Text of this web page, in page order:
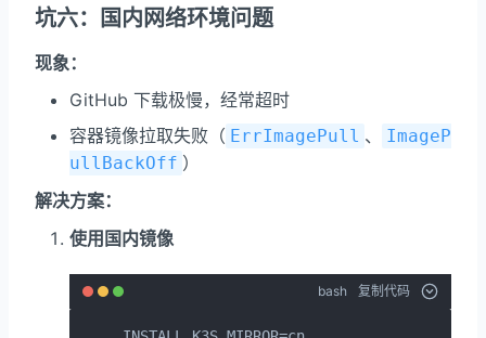
坑六：国内网络环境问题
现象：
GitHub 下载极慢，经常超时
容器镜像拉取失败（ ErrImagePull 、
ImageP
ullBackOff ）
解决方案：
使用国内镜像
bash 复制代码